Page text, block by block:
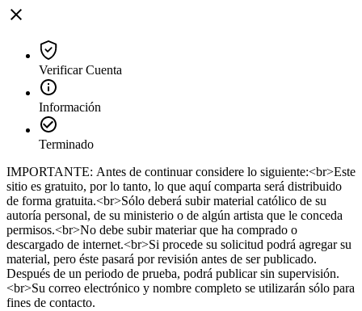
Verificar Cuenta
Información
Terminado
IMPORTANTE: Antes de continuar considere lo siguiente:<br>Este
sitio es gratuito, por lo tanto, lo que aquí comparta será distribuido
de forma gratuita.<br>Sólo deberá subir material católico de su
autoría personal, de su ministerio o de algún artista que le conceda
permisos.<br>No debe subir materiar que ha comprado o
descargado de internet.<br>Si procede su solicitud podrá agregar su
material, pero éste pasará por revisión antes de ser publicado.
Después de un periodo de prueba, podrá publicar sin supervisión.
<br>Su correo electrónico y nombre completo se utilizarán sólo para
fines de contacto.